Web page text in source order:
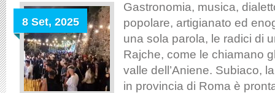
8 Set, 2025
Gastronomia, musica,
popolare, artigianato ed
una sola parola, le radici di
Rajche, come le chiamano
valle dell’Aniene. Subiaco,
in provincia di Roma è